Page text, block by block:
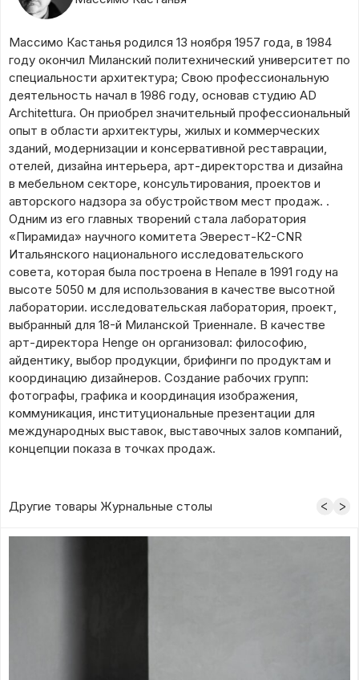
Массимо Кастанья родился 13 ноября 1957 года, в 1984
году окончил Миланский политехнический университет по
специальности архитектура; Свою профессиональную
деятельность начал в 1986 году, основав студию AD
Architettura. Он приобрел значительный профессиональный
опыт в области архитектуры, жилых и коммерческих
зданий, модернизации и консервативной реставрации,
отелей, дизайна интерьера, арт-директорства и дизайна
в мебельном секторе, консультирования, проектов и
авторского надзора за обустройством мест продаж. .
Одним из его главных творений стала лаборатория
«Пирамида» научного комитета Эверест-К2-CNR
Итальянского национального исследовательского
совета, которая была построена в Непале в 1991 году на
высоте 5050 м для использования в качестве высотной
лаборатории. исследовательская лаборатория, проект,
выбранный для 18-й Миланской Триеннале. В качестве
арт-директора Henge он организовал: философию,
айдентику, выбор продукции, брифинги по продуктам и
координацию дизайнеров. Создание рабочих групп:
фотографы, графика и координация изображения,
коммуникация, институциональные презентации для
международных выставок, выставочных залов компаний,
концепции показа в точках продаж.
Другие товары Журнальные столы